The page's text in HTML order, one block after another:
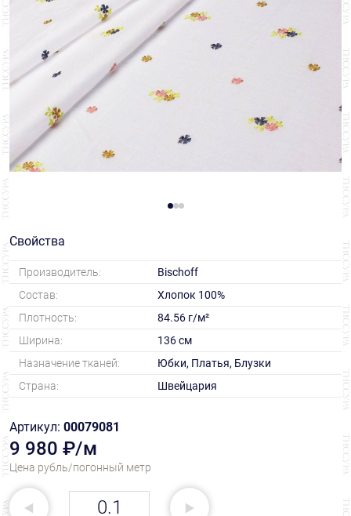
Свойства
Производитель:
Bischoff
Состав:
Хлопок 100%
Плотность:
84.56 г/м²
Ширина:
136 см
Назначение тканей:
Юбки, Платья, Блузки
Страна:
Швейцария
Артикул: 00079081
9 980 ₽/м
Цена рубль/погонный метр